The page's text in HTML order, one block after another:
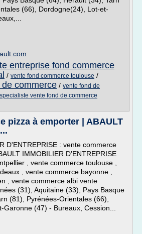
(66), Dordogne(24), Lot-et-
entreprise fond commerce
/ vente fond commerce toulouse /
commerce / vente fond de
specialiste vente fond de commerce
pizza à emporter | ABAULT
D'ENTREPRISE : vente commerce
IMMOBILIER D'ENTREPRISE
, vente commerce toulouse ,
, vente commerce bayonne ,
, vente commerce albi vente
(31), Aquitaine (33), Pays Basque
(81), Pyrénées-Orientales (66),
(47) - Bureaux, Cession...